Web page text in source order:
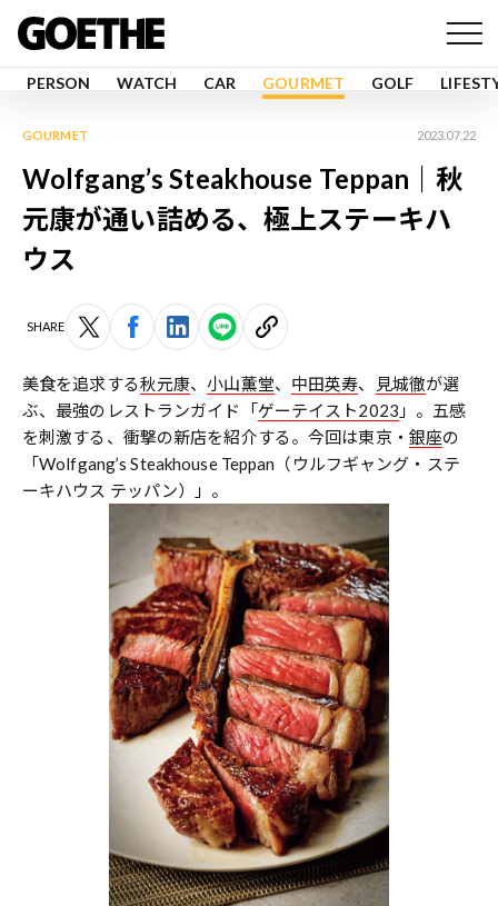
PERSON WATCH CAR GOURMET GOLF
GOURMET 2023.07.22
Wolfgang’s Steakhouse Teppan｜秋
元康が通い詰める、極上ステーキハ
ウス
SHARE
美食を追求する秋元康、小山薫堂、 中田英寿、 見城徹が選
ぶ、最強のレストランガイド「ゲーテイスト2023 」。五感
を刺激する、衝撃の新店を紹介する。今回は東京・ 銀座の
「Wolfgang’s Steakhouse Teppan（ウルフギャング・ステ
ーキハウス テッパン）」。